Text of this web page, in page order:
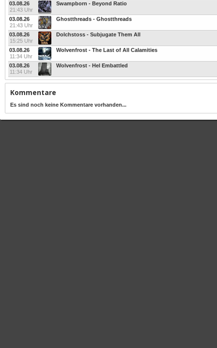
03.08.26
21:43 Uhr
Swampborn - Beyond Ratio
03.08.26
21:43 Uhr
Ghostthreads - Ghostthreads
03.08.26
15:25 Uhr
Dolchstoss - Subjugate Them All
03.08.26
11:34 Uhr
Wolvenfrost - The Last of All Calamities
03.08.26
11:34 Uhr
Wolvenfrost - Hel Embattled
Kommentare
Es sind noch keine Kommentare vorhanden...